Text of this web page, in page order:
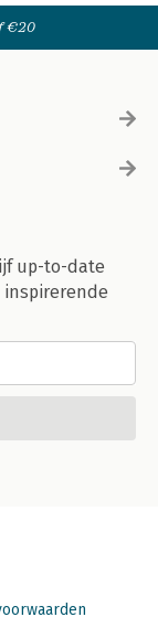
€20
up-to-date